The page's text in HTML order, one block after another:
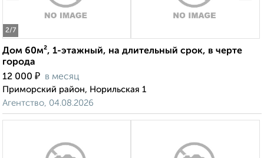
2/7
Дом 60м², 1-этажный, на длительный срок, в черте
города
12 000 ₽ в месяц
Приморский район, Норильская 1
Агентство, 04.08.2026